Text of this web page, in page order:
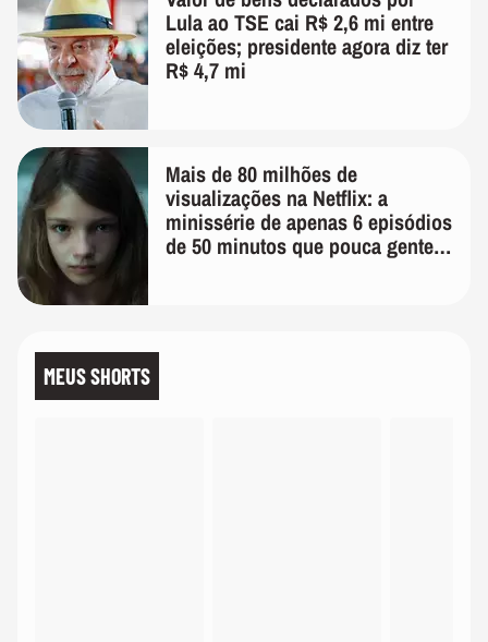
Lula ao TSE cai R$ 2,6 mi entre
eleições; presidente agora diz ter
R$ 4,7 mi
Mais de 80 milhões de
visualizações na Netflix: a
minissérie de apenas 6 episódios
de 50 minutos que pouca gente
MEUS SHORTS